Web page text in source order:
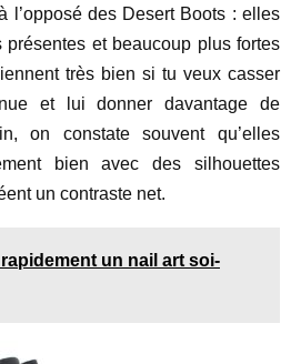
l’opposé des Desert Boots : elles
et beaucoup plus fortes
très bien si tu veux casser
et lui donner davantage de
on constate souvent qu’elles
bien avec des silhouettes
un contraste net.
rapidement un nail art soi-